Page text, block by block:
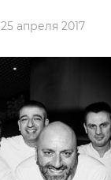
25 апреля 2017